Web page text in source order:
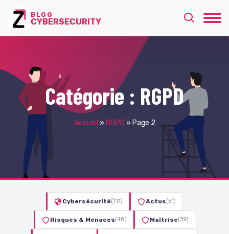
BLOG
CYBERSECURITY
Catégorie : RGPD
Accueil » RGPD » Page 2
Cybersécurité(111) Actus(51)
Risques & Menaces(48) Maîtrise(39)